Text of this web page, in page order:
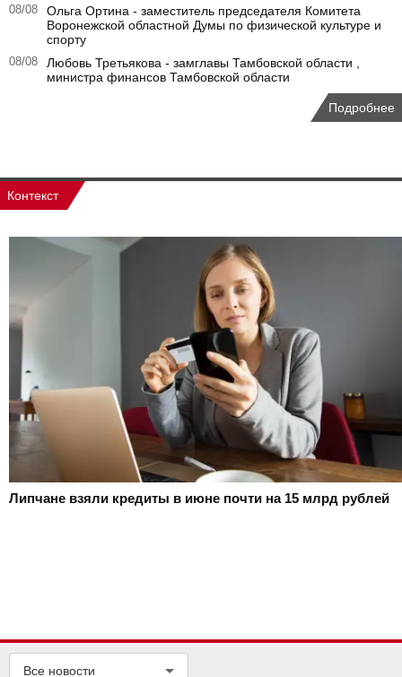
08/08
Ольга Ортина - заместитель председателя Комитета
Воронежской областной Думы по физической культуре и
спорту
08/08
Любовь Третьякова - замглавы Тамбовской области ,
министра финансов Тамбовской области
Подробнее
Контекст
Липчане взяли кредиты в июне почти на 15 млрд рублей
Все новости